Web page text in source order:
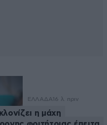
ΕΛΛΑΔΑ 16 λ. πριν
η μάχη